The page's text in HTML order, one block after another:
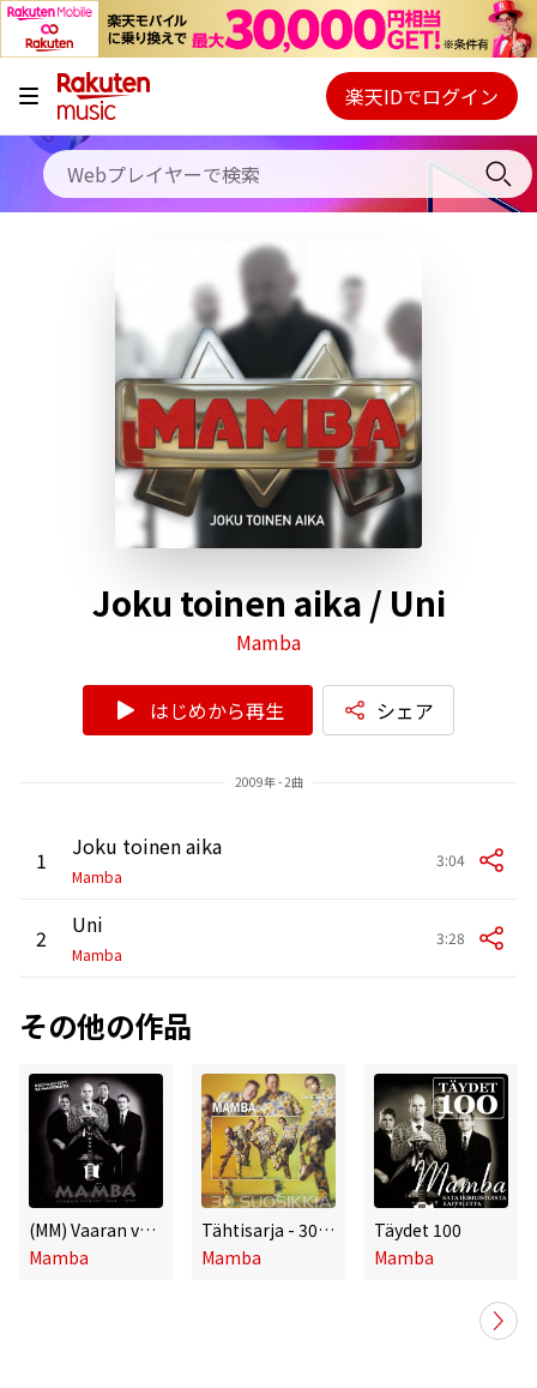
キャンペーン
料金プラン
使い方
初回30日間無料お試し
Webプレイヤー
ご契約内容の確認・変更
楽天IDでログイン
Joku toinen aika / Uni
Mamba
はじめから再生 シェア
2009年 - 2曲
1 Joku toinen aika
Mamba
3:04
2 Uni
Mamba
3:28
その他の作品
(MM) Vaaran vuodet 1984-1999
Mamba
Tähtisarja - 30 Suosikkia
Mamba
Täydet 100
Mamba